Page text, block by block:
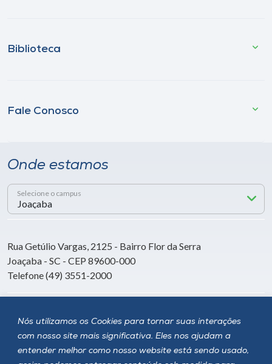
Nós utilizamos os Cookies para tornar suas interações
com nosso site mais significativa. Eles nos ajudam a
entender melhor como nosso website está sendo usado,
Biblioteca
Fale Conosco
Onde estamos
Selecione o campus
Rua Getúlio Vargas, 2125 - Bairro Flor da Serra
Joaçaba - SC - CEP 89600-000
Telefone (49) 3551-2000
Siga a Unoesc